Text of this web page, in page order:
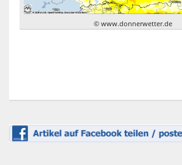
© www.donnerwetter.de